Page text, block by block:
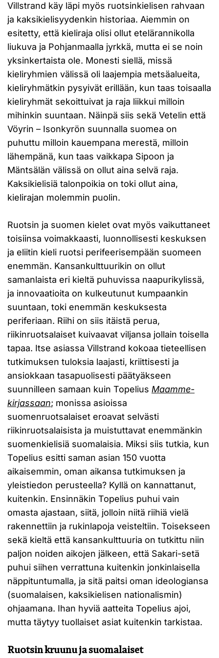
Villstrand käy läpi myös ruotsinkielisen rahvaan
ja kaksikielisyydenkin historiaa. Aiemmin on
esitetty, että kieliraja olisi ollut etelärannikolla
liukuva ja Pohjanmaalla jyrkkä, mutta ei se noin
yksinkertaista ole. Monesti siellä, missä
kieliryhmien välissä oli laajempia metsäalueita,
kieliryhmätkin pysyivät erillään, kun taas toisaalla
kieliryhmät sekoittuivat ja raja liikkui milloin
mihinkin suuntaan. Näinpä siis sekä Vetelin että
Vöyrin – Isonkyrön suunnalla suomea on
puhuttu milloin kauempana merestä, milloin
lähempänä, kun taas vaikkapa Sipoon ja
Mäntsälän välissä on ollut aina selvä raja.
Kaksikielisiä talonpoikia on toki ollut aina,
kielirajan molemmin puolin.
Ruotsin ja suomen kielet ovat myös vaikuttaneet
toisiinsa voimakkaasti, luonnollisesti keskuksen
ja eliitin kieli ruotsi perifeerisempään suomeen
enemmän. Kansankulttuurikin on ollut
samanlaista eri kieltä puhuvissa naapurikylissä,
ja innovaatioita on kulkeutunut kumpaankin
suuntaan, toki enemmän keskuksesta
periferiaan. Riihi on siis itäistä perua,
riikinruotsalaiset kuivaavat viljansa jollain toisella
tapaa. Itse asiassa Villstrand kokoaa tieteellisen
tutkimuksen tuloksia laajasti, kriittisesti ja
ansiokkaan tasapuolisesti päätyäkseen
suunnilleen samaan kuin Topelius Maamme-
kirjassaan; monissa asioissa
suomenruotsalaiset eroavat selvästi
riikinruotsalaisista ja muistuttavat enemmänkin
suomenkielisiä suomalaisia. Miksi siis tutkia, kun
Topelius esitti saman asian 150 vuotta
aikaisemmin, oman aikansa tutkimuksen ja
yleistiedon perusteella? Kyllä on kannattanut,
kuitenkin. Ensinnäkin Topelius puhui vain
omasta ajastaan, siitä, jolloin niitä riihiä vielä
rakennettiin ja rukinlapoja veisteltiin. Toisekseen
sekä kieltä että kansankulttuuria on tutkittu niin
paljon noiden aikojen jälkeen, että Sakari-setä
puhui siihen verrattuna kuitenkin jonkinlaisella
näppituntumalla, ja sitä paitsi oman ideologiansa
(suomalaisen, kaksikielisen nationalismin)
ohjaamana. Ihan hyviä aatteita Topelius ajoi,
mutta täytyy tuollaiset asiat kuitenkin tarkistaa.
Ruotsin kruunu ja suomalaiset